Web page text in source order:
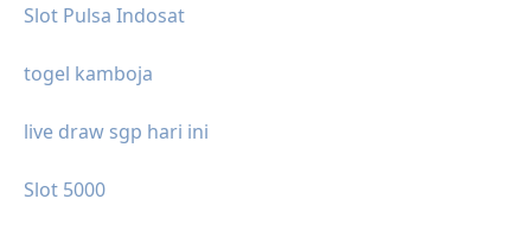
Slot Pulsa Indosat
togel kamboja
live draw sgp hari ini
Slot 5000